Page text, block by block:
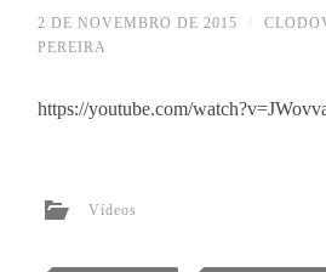
2 DE NOVEMBRO DE 2015
PEREIRA
https://youtube.com/
Vídeos